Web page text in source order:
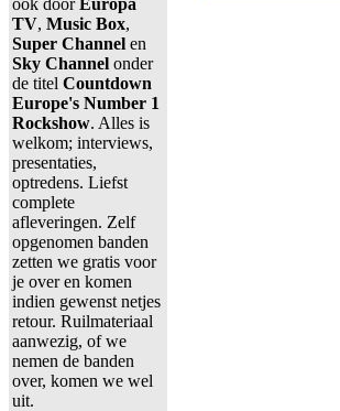
ook doorEuropa
TV, Music Box,
Super Channel en
Sky Channel onder
de titel Countdown
Europe's Number 1
Rockshow. Alles is
welkom; interviews,
presentaties,
optredens. Liefst
complete
afleveringen. Zelf
opgenomen banden
zetten we gratis voor
je over en komen
indien gewenst netjes
retour. Ruilmateriaal
aanwezig, of we
nemen de banden
over, komen we wel
uit.